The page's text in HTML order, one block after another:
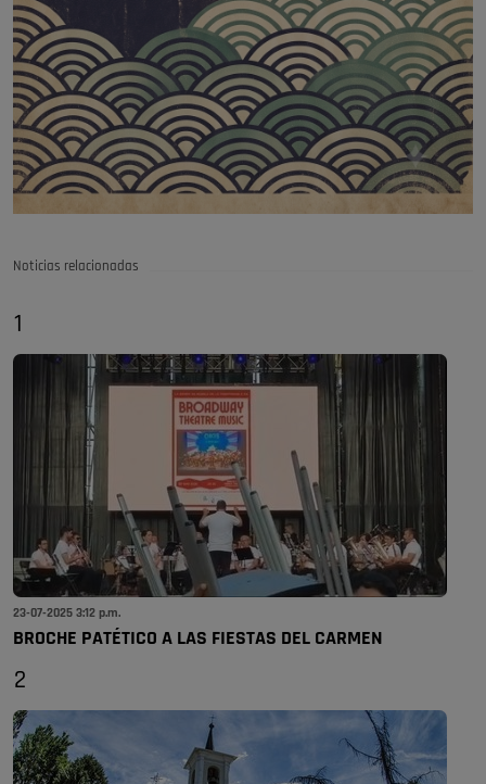
Noticias relacionadas
1
23-07-2025 3:12 p.m.
BROCHE PATÉTICO A LAS FIESTAS DEL CARMEN
2